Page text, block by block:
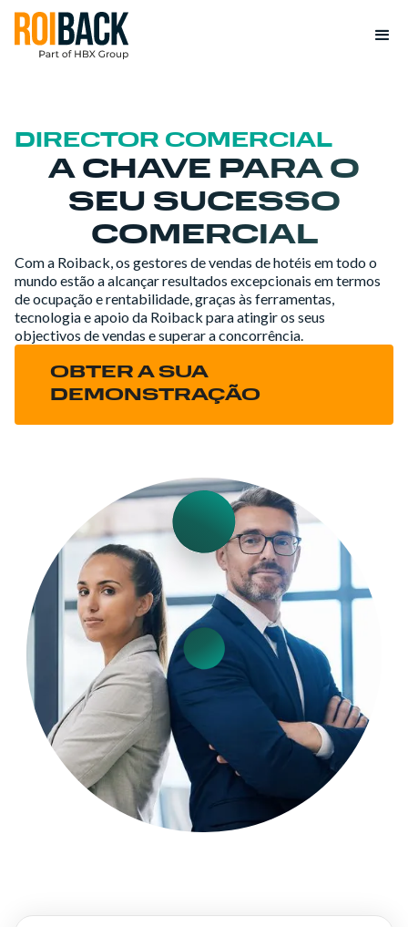
DIRECTOR COMERCIAL
A CHAVE PARA O
SEU SUCESSO
COMERCIAL
Com a Roiback, os gestores de vendas de hotéis em todo o
mundo estão a alcançar resultados excepcionais em termos
de ocupação e rentabilidade, graças às ferramentas,
tecnologia e apoio da Roiback para atingir os seus
objectivos de vendas e superar a concorrência.
OBTER A SUA
DEMONSTRAÇÃO